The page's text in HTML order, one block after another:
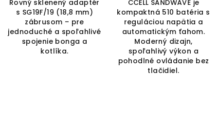
Rovný sklenený adaptér
s SG19F/19 (18,8 mm)
zábrusom – pre
jednoduché a spoľahlivé
spojenie bonga a
kotlíka.
CCELL SANDWAVE je
kompaktná 510 batéria s
reguláciou napätia a
automatickým ťahom.
Moderný dizajn,
spoľahlivý výkon a
pohodlné ovládanie bez
tlačidiel.